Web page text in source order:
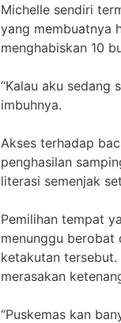
Michelle sendiri
yang membuatnya
menghabiskan 10
“Kalau aku sedang
imbuhnya.
Akses terhadap
penghasilan
literasi semenjak
Pemilihan tempat
menunggu berobat
ketakutan
merasakan
“Puskemas kan